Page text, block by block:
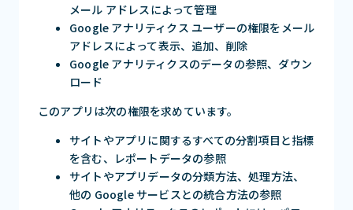
メール アドレスによって管理
Google アナリティクス ユーザーの権限をメール
アドレスによって表示、追加、削除
Google アナリティクスのデータの参照、ダウン
ロード
このアプリは次の権限を求めています。
サイトやアプリに関するすべての分割項目と指標
を含む、レポートデータの参照
サイトやアプリデータの分類方法、処理方法、
他の Google サービスとの統合方法の参照